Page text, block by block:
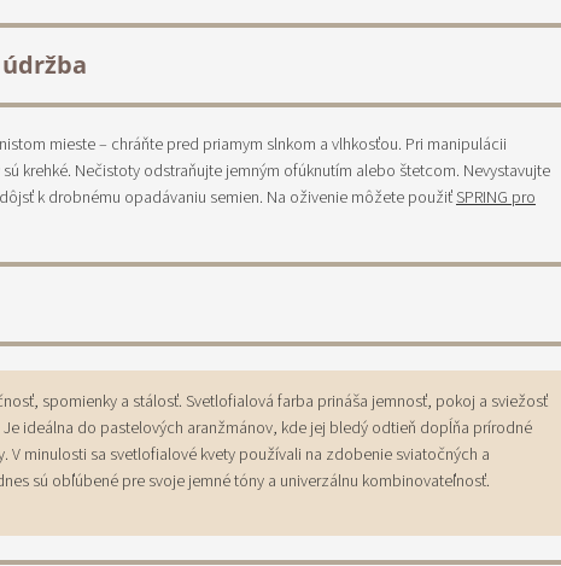
mieste – chráňte pred priamym slnkom a vlhkosťou. Pri manipulácii
krehké. Nečistoty odstraňujte jemným ofúknutím alebo štetcom. Nevystavujte
k drobnému opadávaniu semien. Na oživenie môžete použiťSPRING pro
spomienky a stálosť. Svetlofialová farba prináša jemnosť, pokoj a sviežosť
ideálna do pastelových aranžmánov, kde jej bledý odtieň dopĺňa prírodné
V minulosti sa svetlofialové kvety používali na zdobenie sviatočných a
sú obľúbené pre svoje jemné tóny a univerzálnu kombinovateľnosť.